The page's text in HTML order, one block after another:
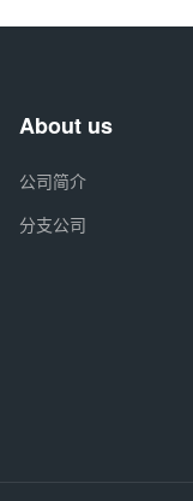
About us
公司简介
分支公司